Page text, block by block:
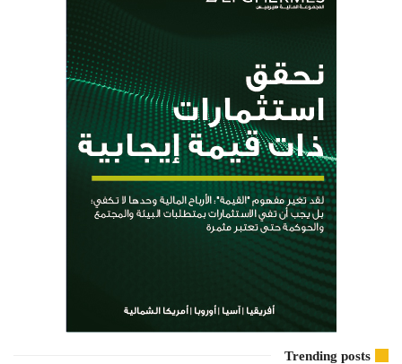
Trending posts